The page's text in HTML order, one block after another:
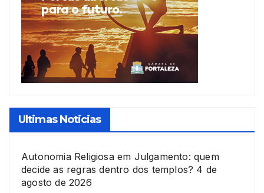
Ultimas Noticias
Autonomia Religiosa em Julgamento: quem
decide as regras dentro dos templos? 4 de
agosto de 2026